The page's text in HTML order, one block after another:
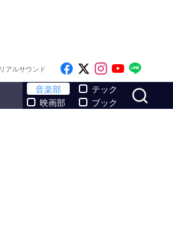
アルサウンド Like on Facebook
Follow on x
Follow on
Follow
音楽部
映画部
テック
ブック